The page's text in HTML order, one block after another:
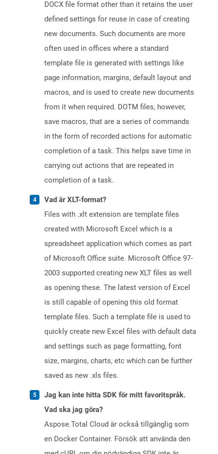
DOCX file format other than it retains the user
defined settings for reuse in case of creating
new documents. Such documents are more
often used in offices where a standard
template file is generated with settings like
page information, margins, default layout and
macros, and is used to create new documents
from it when required. DOTM files, however,
save macros, that are a series of commands
in the form of recorded actions for automatic
completion of a task. This helps save time in
carrying out actions that are repeated in
completion of a task.
Vad är XLT-format?
Files with .xlt extension are template files
created with Microsoft Excel which is a
spreadsheet application which comes as part
of Microsoft Office suite. Microsoft Office 97-
2003 supported creating new XLT files as well
as opening these. The latest version of Excel
is still capable of opening this old format
template files. Such a template file is used to
quickly create new Excel files with default data
and settings such as page formatting, font
size, margins, charts, etc which can be further
saved as new .xls files.
Jag kan inte hitta SDK för mitt favoritspråk.
Vad ska jag göra?
Aspose.Total Cloud är också tillgänglig som
en Docker Container. Försök att använda den